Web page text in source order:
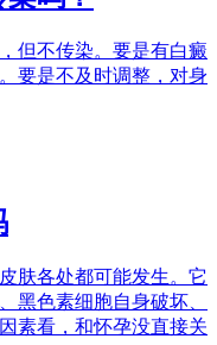
但不传染。要是有白癜
要是不及时调整，对身
肤各处都可能发生。它
黑色素细胞自身破坏、
素看，和怀孕没直接关